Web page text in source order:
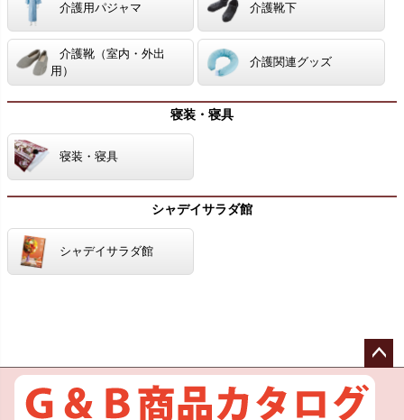
介護用パジャマ 介護靴下
介護靴（室内・外出
用）
介護関連グッズ
寝装・寝具
寝装・寝具
シャデイサラダ館
シャデイサラダ館
ペー